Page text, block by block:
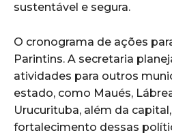
sustentável e segura.
O cronograma de ações
Parintins. A secretaria
atividades para outros
estado, como Maués,
Urucurituba, além da
fortalecimento dessas